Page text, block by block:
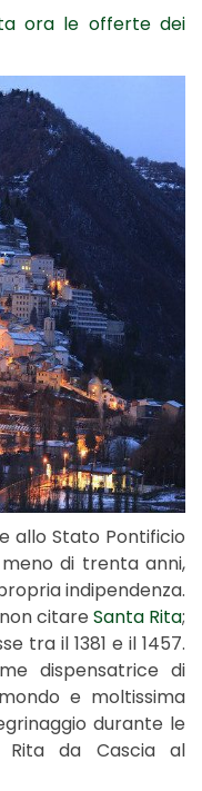
ora le offerte dei
allo Stato Pontificio
di trenta anni,
indipendenza.
citare Santa Rita;
tra il 1381 e il 1457.
dispensatrice di
e moltissima
durante le
Rita da Cascia al